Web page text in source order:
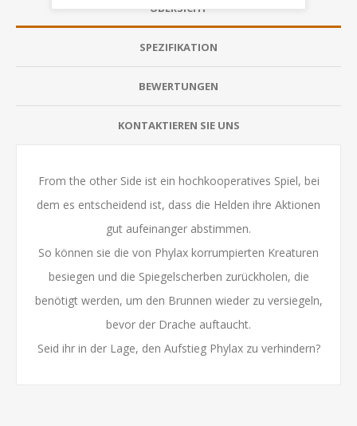
ÜBERSICHT
SPEZIFIKATION
BEWERTUNGEN
KONTAKTIEREN SIE UNS
From the other Side ist ein hochkooperatives Spiel, bei
dem es entscheidend ist, dass die Helden ihre Aktionen
gut aufeinanger abstimmen.
So können sie die von Phylax korrumpierten Kreaturen
besiegen und die Spiegelscherben zurückholen, die
benötigt werden, um den Brunnen wieder zu versiegeln,
bevor der Drache auftaucht.
Seid ihr in der Lage, den Aufstieg Phylax zu verhindern?